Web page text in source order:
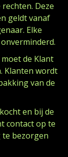
Deze
geldt vanaf
Elke
de Klant
Klanten wordt
van de
en bij de
contact op te
te bezorgen